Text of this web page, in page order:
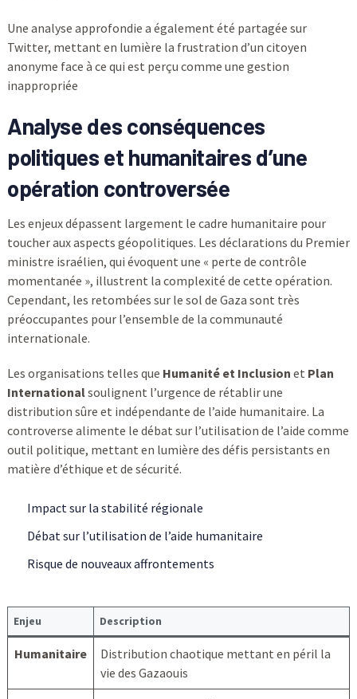
Une analyse approfondie a également été partagée sur
Twitter, mettant en lumière la frustration d’un citoyen
anonyme face à ce qui est perçu comme une gestion
inappropriée
Analyse des conséquences
politiques et humanitaires d’une
opération controversée
Les enjeux dépassent largement le cadre humanitaire pour
toucher aux aspects géopolitiques. Les déclarations du Premier
ministre israélien, qui évoquent une « perte de contrôle
momentanée », illustrent la complexité de cette opération.
Cependant, les retombées sur le sol de Gaza sont très
préoccupantes pour l’ensemble de la communauté
internationale.
Les organisations telles que Humanité et Inclusion et Plan
Internationalsoulignent l’urgence de rétablir une
distribution sûre et indépendante de l’aide humanitaire. La
controverse alimente le débat sur l’utilisation de l’aide comme
outil politique, mettant en lumière des défis persistants en
matière d’éthique et de sécurité.
Impact sur la stabilité régionale
Débat sur l’utilisation de l’aide humanitaire
Risque de nouveaux affrontements
Enjeu Description
Humanitaire
Distribution chaotique mettant en péril la
vie des Gazaouis